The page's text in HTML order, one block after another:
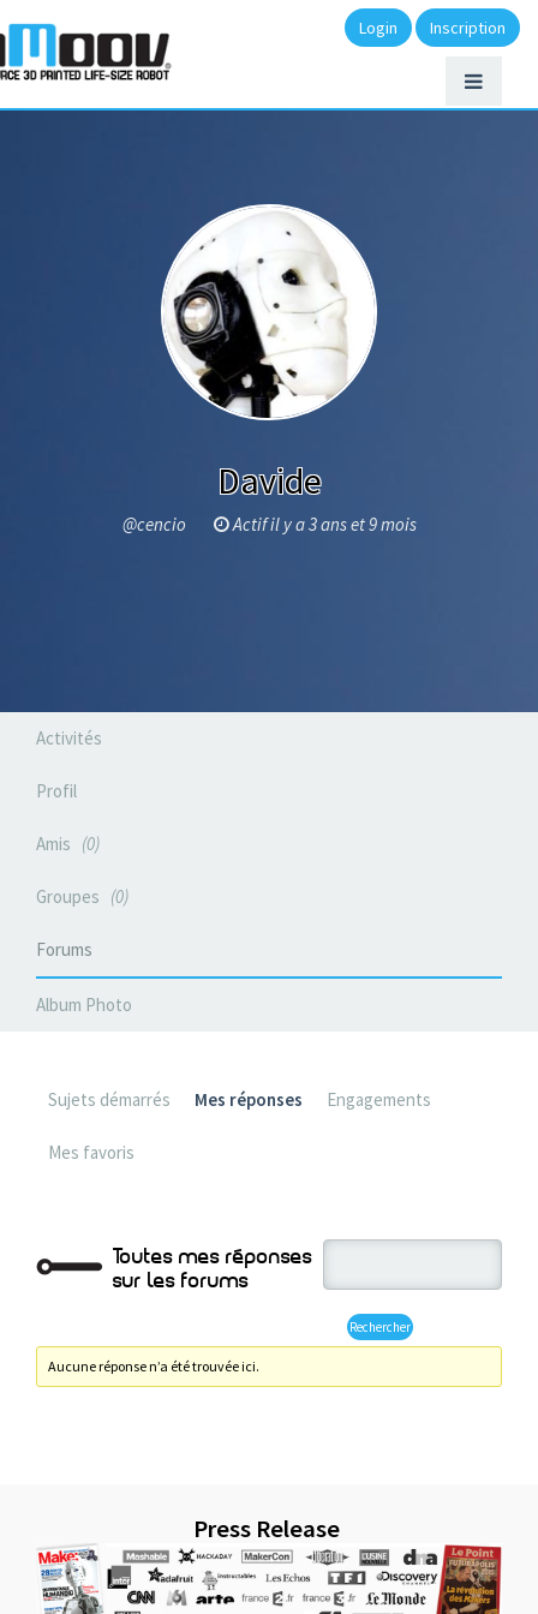
Login Inscription
Davide
@cencio Actif il y a 3 ans et 9 mois
Activités
Profil
Amis 0
Groupes 0
Forums
Album Photo
Sujets démarrés Mes réponses Engagements
Mes favoris
Toutes mes réponses
sur les forums
Aucune réponse n’a été trouvée ici.
Press Release